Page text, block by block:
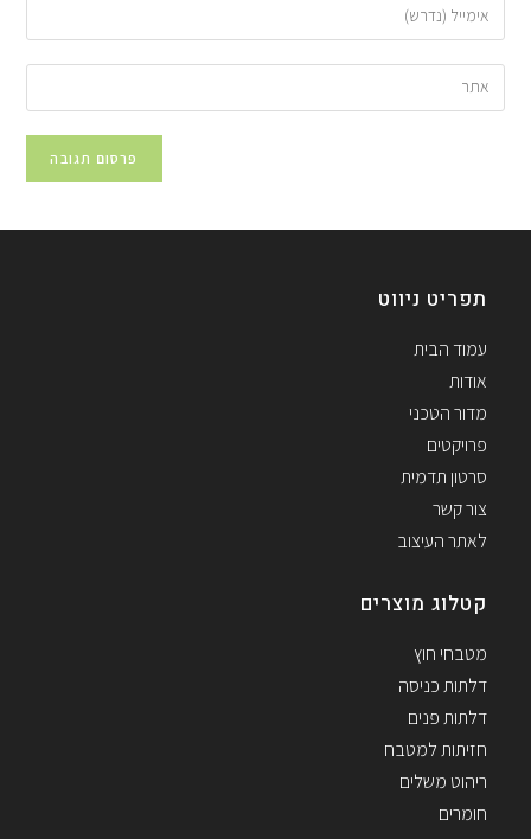
תפריט ניווט
עמוד הבית
אודות
מדור הטכני
פרויקטים
סרטון תדמית
צור קשר
לאתר העיצוב
קטלוג מוצרים
מטבחי חוץ
דלתות כניסה
דלתות פנים
חזיתות למטבח
ריהוט משלים
חומרים